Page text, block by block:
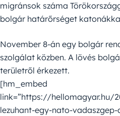
migránsok száma
bolgár határőrséget
November 8-án egy bolgár
szolgálat közben. A lövés
területről érkezett.
[hm_embed
link=”https://hellomagyar.hu/
lezuhant-egy-nato-